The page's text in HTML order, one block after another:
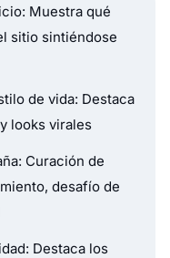
Muestra qué
sitio sintiéndose
de vida: Destaca
looks virales
Curación de
desafío de
Destaca los